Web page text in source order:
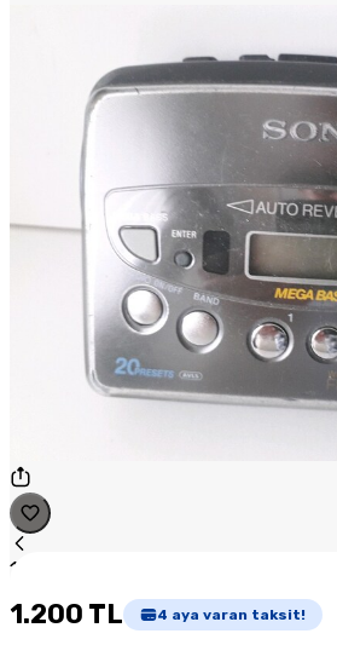
1
1.200 TL 4 aya varan taksit!